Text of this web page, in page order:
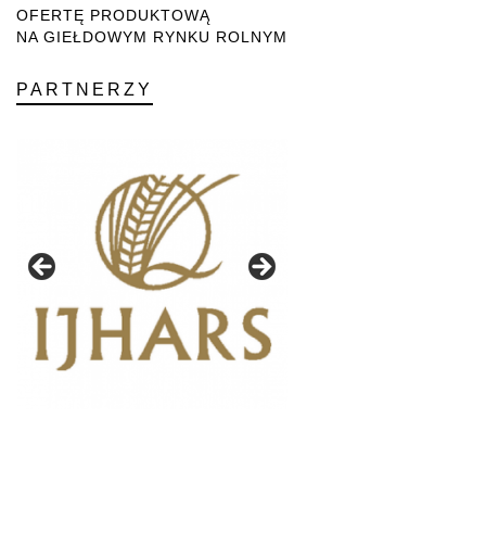
OFERTĘ PRODUKTOWĄ
NA GIEŁDOWYM RYNKU ROLNYM
PARTNERZY